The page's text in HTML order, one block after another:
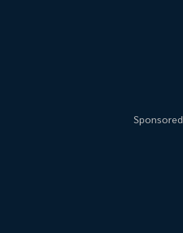
Sponsored